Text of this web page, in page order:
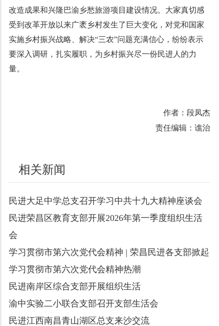
改造成果和兴隆巴渝乡愁旅游项目建设情况。大家真切感
受到改革开放以来广袤乡村发生了巨大变化，对党和国家
实施乡村振兴战略、解决“三农”问题充满信心，纷纷表示
要深入调研，扎实履职，为乡村振兴尽一份民进人的力
量。
作者：段凤杰
责任编辑：谯治
相关新闻
民进大足中学总支召开学习中共十九大精神座谈会
民进荣昌区教育支部开展2026年第一季度组织生活
会
学习贯彻市第六次党代会精神 | 荣昌民进各支部掀起
学习贯彻市第六次党代会精神热潮
民进南岸区综合支部开展组织生活
渝中实验二小联合支部召开支部生活会
民进江西南昌青山湖区总支来沙交流